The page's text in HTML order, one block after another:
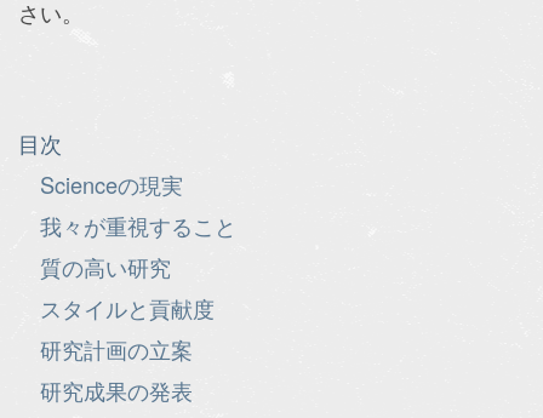
さい。
目次
Scienceの現実
我々が重視すること
質の高い研究
スタイルと貢献度
研究計画の立案
研究成果の発表